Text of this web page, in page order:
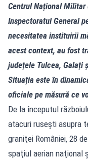
Centrul Național Militar
Inspectoratul General
necesitatea instituirii
acest context, au fost
județele Tulcea, Galați
Situația este în
oficiale pe măsură ce
De la începutul
atacuri ruseşti asupra
graniţei României, 28
spaţiul aerian naţional